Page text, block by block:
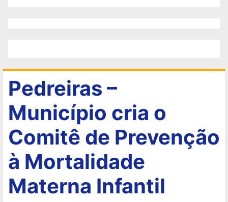
Pedreiras –
Município cria o
Comitê de Prevenção
à Mortalidade
Materna Infantil